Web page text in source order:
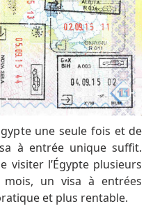
une seule fois et de
à entrée unique suffit.
visiter l’Égypte plusieurs
un visa à entrées
et plus rentable.